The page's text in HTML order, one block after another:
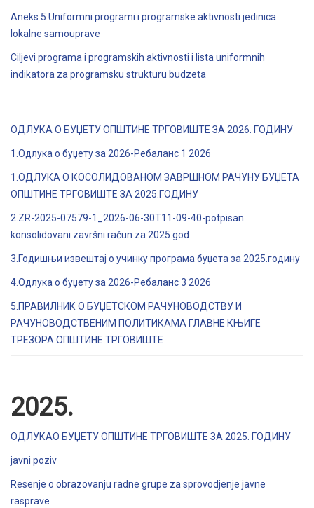
Aneks 5 Uniformni programi i programske aktivnosti jedinica
lokalne samouprave
Ciljevi programa i programskih aktivnosti i lista uniformnih
indikatora za programsku strukturu budzeta
ОДЛУКА О БУЏЕТУ ОПШТИНЕ ТРГОВИШТЕ ЗА 2026. ГОДИНУ
1.Одлука о буџету за 2026-Ребаланс 1 2026
1.ОДЛУКА О КОСОЛИДОВАНОМ ЗАВРШНОМ РАЧУНУ БУЏЕТА
ОПШТИНЕ ТРГОВИШТЕ ЗА 2025.ГОДИНУ
2.ZR-2025-07579-1_2026-06-30T11-09-40-potpisan
konsolidovani završni račun za 2025.god
3.Годишњи извештај о учинку програма буџета за 2025.годину
4.Одлука о буџету за 2026-Ребаланс 3 2026
5.ПРАВИЛНИК О БУЏЕТСКОМ РАЧУНОВОДСТВУ И
РАЧУНОВОДСТВЕНИМ ПОЛИТИКАМА ГЛАВНЕ КЊИГЕ
ТРЕЗОРА ОПШТИНЕ ТРГОВИШТЕ
2025.
ОДЛУКАО БУЏЕТУ ОПШТИНЕ ТРГОВИШТЕ ЗА 2025. ГОДИНУ
javni poziv
Resenje o obrazovanju radne grupe za sprovodjenje javne
rasprave